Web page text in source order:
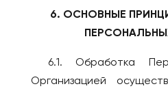
6. ОСНОВНЫЕ
6.1. Обработка
Организацией